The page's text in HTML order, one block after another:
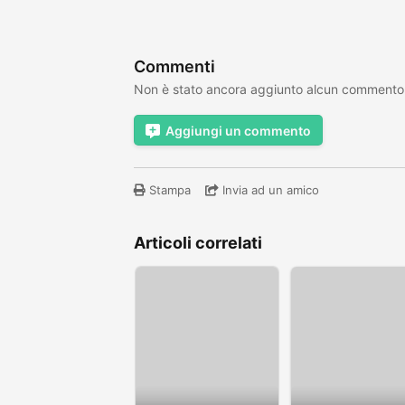
Commenti
Non è stato ancora aggiunto alcun commento
Aggiungi un commento
Stampa Invia ad un amico
Articoli correlati